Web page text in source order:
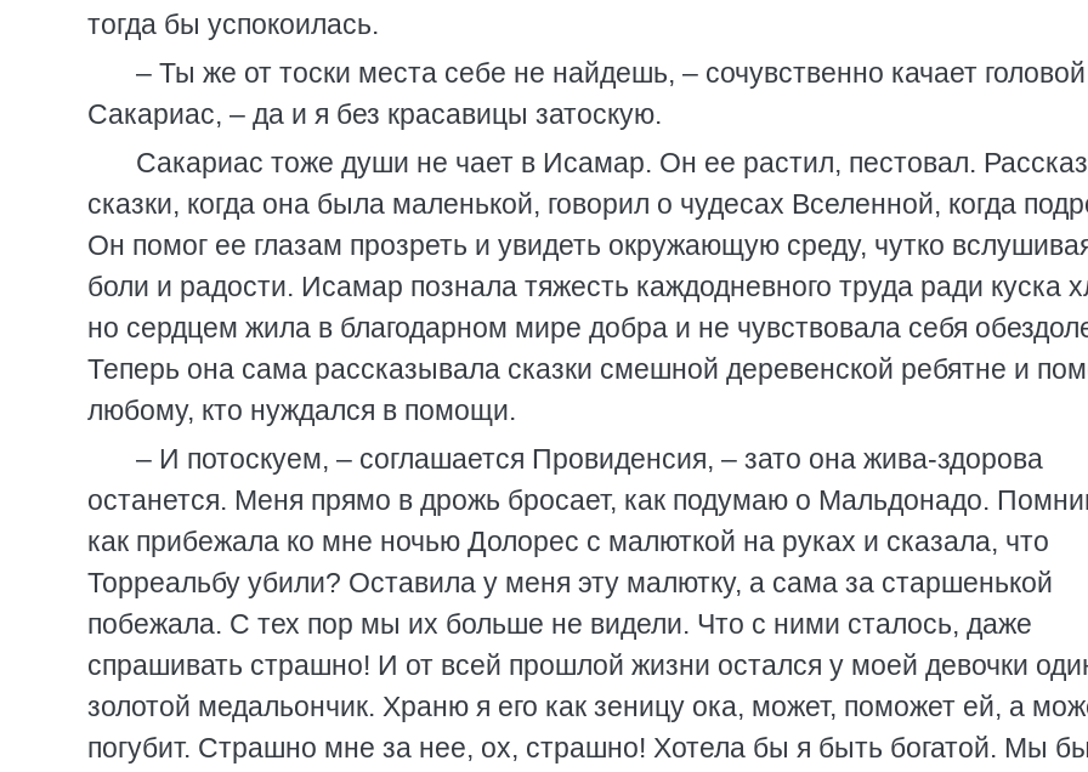
тогда бы успокоилась.
– Ты же от тоски места себе не найдешь, – сочувственно качает головой
Сакариас, – да и я без красавицы затоскую.
Сакариас тоже души не чает в Исамар. Он ее растил, пестовал.
сказки, когда она была маленькой, говорил о чудесах Вселенной, когда
Он помог ее глазам прозреть и увидеть окружающую среду, чутко
боли и радости. Исамар познала тяжесть каждодневного труда ради куска
но сердцем жила в благодарном мире добра и не чувствовала себя
Теперь она сама рассказывала сказки смешной деревенской ребятне и
любому, кто нуждался в помощи.
– И потоскуем, – соглашается Провиденсия, – зато она жива-здорова
останется. Меня прямо в дрожь бросает, как подумаю о Мальдонадо.
как прибежала ко мне ночью Долорес с малюткой на руках и сказала, что
Торреальбу убили? Оставила у меня эту малютку, а сама за старшенькой
побежала. С тех пор мы их больше не видели. Что с ними сталось, даже
спрашивать страшно! И от всей прошлой жизни остался у моей девочки
золотой медальончик. Храню я его как зеницу ока, может, поможет ей, а
погубит. Страшно мне за нее, ох, страшно! Хотела бы я быть богатой. Мы бы